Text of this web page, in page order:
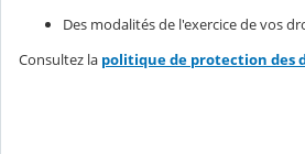
Des modalités de l'exercice de vos
Consultez la politique de protection des